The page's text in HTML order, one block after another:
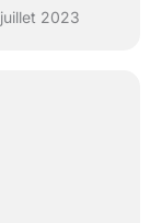
2023